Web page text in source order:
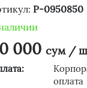
P-0950850
000сум /
оплата